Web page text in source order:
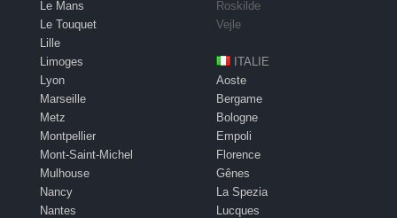
Le Mans
Le Touquet
Lille
Limoges
Lyon
Marseille
Metz
Montpellier
Mont-Saint-Michel
Mulhouse
Nancy
Nantes
Roskilde
Vejle
ITALIE
Aoste
Bergame
Bologne
Empoli
Florence
Gênes
La Spezia
Lucques